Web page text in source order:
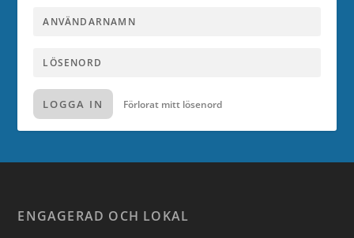
LOGGA IN Förlorat mitt lösenord
ENGAGERAD OCH LOKAL